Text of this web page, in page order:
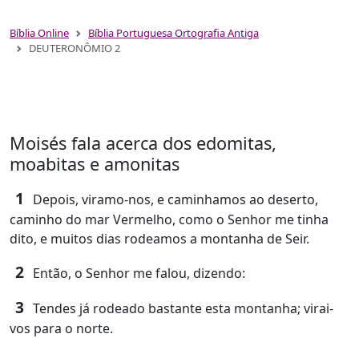
Bíblia Online
Bíblia Portuguesa Ortografia Antiga
DEUTERONÔMIO 2
Moisés fala acerca dos edomitas,
moabitas e amonitas
1
Depois, viramo-nos, e caminhamos ao deserto,
caminho do mar Vermelho, como o Senhor me tinha
dito, e muitos dias rodeamos a montanha de Seir.
2 Então, o Senhor me falou, dizendo:
3 Tendes já rodeado bastante esta montanha; virai-
vos para o norte.